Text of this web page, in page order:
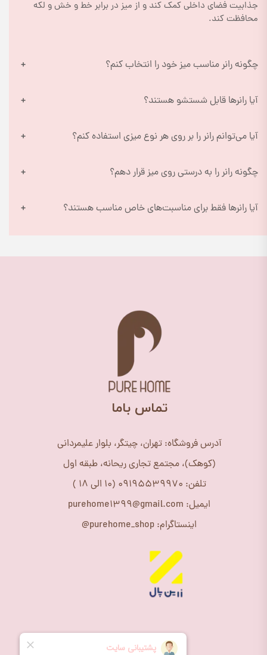
محافظت کند.
چگونه رانر مناسب میز خود را انتخاب کنم؟
آیا رانرها قابل شستشو هستند؟
آیا می‌توانم رانر را بر روی هر نوع میزی استفاده کنم؟
چگونه رانر را به درستی روی میز قرار دهم؟
آیا رانرها فقط برای مناسبت‌های خاص مناسب هستند؟
​تماس باما
آدرس فروشگاه: تهران، چیتگر، بلوار علیمردانی
(کوهک)، مجتمع تجاری ریحانه، طبقه اول
تلفن: 09195539970 (10 الی 18 )
ایمیل: purehome1399@gmail.com
اینستاگرام: purehome_shop@